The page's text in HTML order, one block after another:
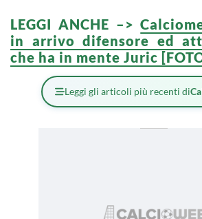
LEGGI ANCHE –>
in arrivo difensore ed
che ha in mente Juric
Leggi gli articoli più recenti di